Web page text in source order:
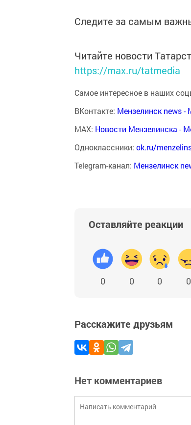
Следите за самым
Читайте новости
https://max.ru/tatmedia
Самое интересное в наших
ВКонтакте: Мензелинск news -
MAX: Новости Мензелинска -
Одноклассники: ok.ru/
Telegram-канал: Мензелинск
Оставляйте реакции
0 0 0 0
Расскажите друзьям
Нет комментариев